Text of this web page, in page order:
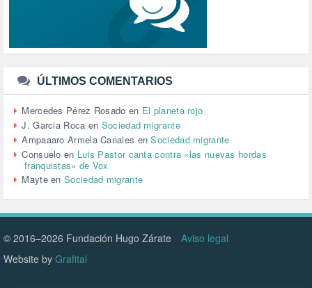
TTIP (6)
URBANISMO (1)
URBANIZACIÓN (1)
VEJEZ (1)
VENEZUELA (3)
VENEZULA (1)
VIAJES (1)
VIOLENCIA (2)
VIOLENCIA DE GÉNERO (223)
VIVIENDA (9)
VOLODIMIR ZELENSKY (1)
ÚLTIMOS COMENTARIOS
Mercedes Pérez Rosado en El planeta rojo
J. Garcia Roca en Sociedad migrante
Ampaaaro Armela Canales enSociedad migrante
Consuelo en Luis Pastor canta contra «las nuevas hordas
franquistas» de Vox
MayteenSociedad migrante
© 2016–2026 Fundación Hugo Zárate
Aviso legal
Website by Grafital